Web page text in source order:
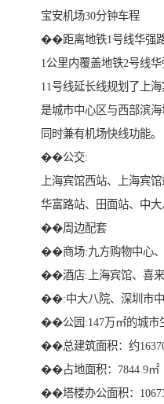
宝安机场30分钟车程
��距离地铁1号线华强
1公里内覆盖地铁2号线华
11号线延长线规划了上
是城市中心区与西部滨海
同时兼有机场快线功能。
��公交:
上海宾馆西站、上海宾馆
华富路站、田面站、中
��周边配套
��商场:九方购物中心
��酒店:上海宾馆、喜
��:中大八院、深圳市
��公园:147万㎡的城市
��总建筑面积：约
��占地面积：7844.9㎡
��塔楼办公面积：